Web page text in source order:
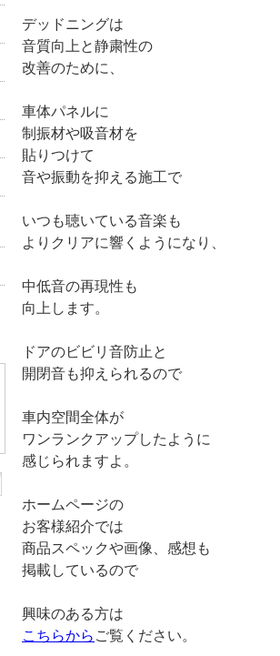
デッドニングは
音質向上と静粛性の
改善のために、
車体パネルに
制振材や吸音材を
貼りつけて
音や振動を抑える施工で
いつも聴いている音楽も
よりクリアに響くようになり、
中低音の再現性も
向上します。
ドアのビビリ音防止と
開閉音も抑えられるので
車内空間全体が
ワンランクアップしたように
感じられますよ。
ホームページの
お客様紹介では
商品スペックや画像、感想も
掲載しているので
興味のある方は
こちらから ご覧ください。